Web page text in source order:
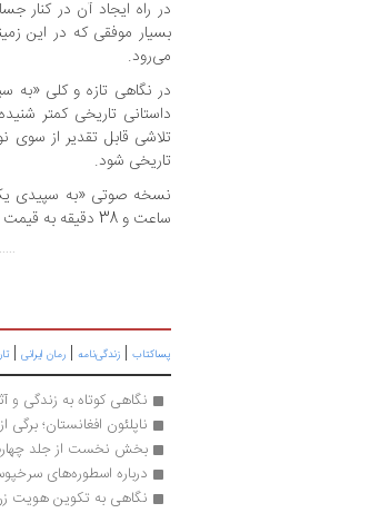
در راه ایجاد آن در کنار
بسیار موفقی که در این
می‌رود.
در نگاهی تازه و کلی «به
داستانی تاریخی کمتر
تلاشی قابل تقدیر از سوی
تاریخی شود.
نسخه صوتی «به سپیدی
ساعت و 38 دقیقه به قیمت 22 هزار تومان منتشر کرده است.
پساکتاب | زندگی‌نامه | رمان ایرانی |
نگاهی کوتاه به زندگی و
ناپلئون افغانستان؛
بخش نخست از جلد
درباره اسطوره‌های
نگاهی به تکوین هویت زن